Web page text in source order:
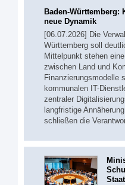
Baden-Württemberg:
neue Dynamik
[06.07.2026] Die
Württemberg soll
Mittelpunkt stehen
zwischen Land und
Finanzierungsmodelle
kommunalen IT-
zentraler
langfristige
schließen die
Staat